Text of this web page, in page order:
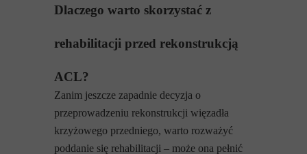
Dlaczego warto skorzystać z
rehabilitacji przed rekonstrukcją
ACL?
Zanim jeszcze zapadnie decyzja o
przeprowadzeniu rekonstrukcji więzadła
krzyżowego przedniego, warto rozważyć
poddanie się rehabilitacji – może ona pełnić